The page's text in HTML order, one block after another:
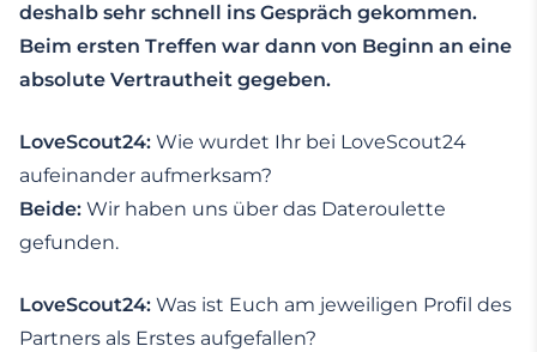
deshalb sehr schnell ins Gespräch gekommen.
Beim ersten Treffen war dann von Beginn an eine
absolute Vertrautheit gegeben.
LoveScout24: Wie wurdet Ihr bei LoveScout24
aufeinander aufmerksam?
Beide: Wir haben uns über das Dateroulette
gefunden.
LoveScout24: Was ist Euch am jeweiligen Profil des
Partners als Erstes aufgefallen?